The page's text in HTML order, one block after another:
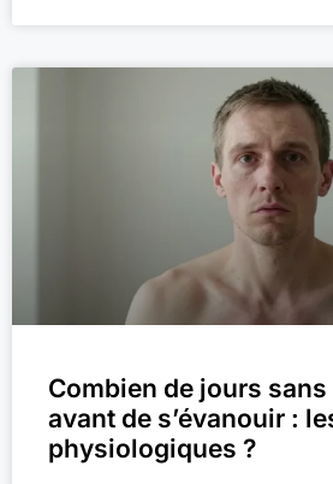
Combien de jours
avant de s’évanouir :
physiologiques ?